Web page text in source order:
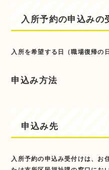
入所予約の申込みの
入所を希望する日（職場復帰の
申込み方法
申込み先
入所予約の申込み受付けは、お